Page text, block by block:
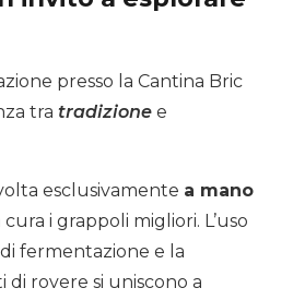
presso la Cantina Bric
tra tradizione e
esclusivamente a mano
i grappoli migliori. L’uso
fermentazione e la
rovere si uniscono a